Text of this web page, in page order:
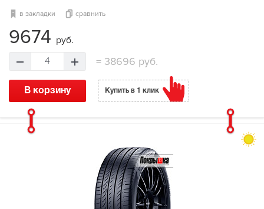
в закладки сравнить
9674 руб.
4 = 38696 руб.
В корзину Купить в 1 клик